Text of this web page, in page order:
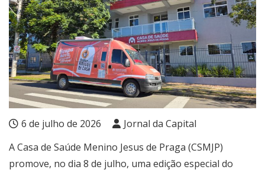
6 de julho de 2026
Jornal da Capital
A Casa de Saúde Menino Jesus de Praga (CSMJP)
promove, no dia 8 de julho, uma edição especial do